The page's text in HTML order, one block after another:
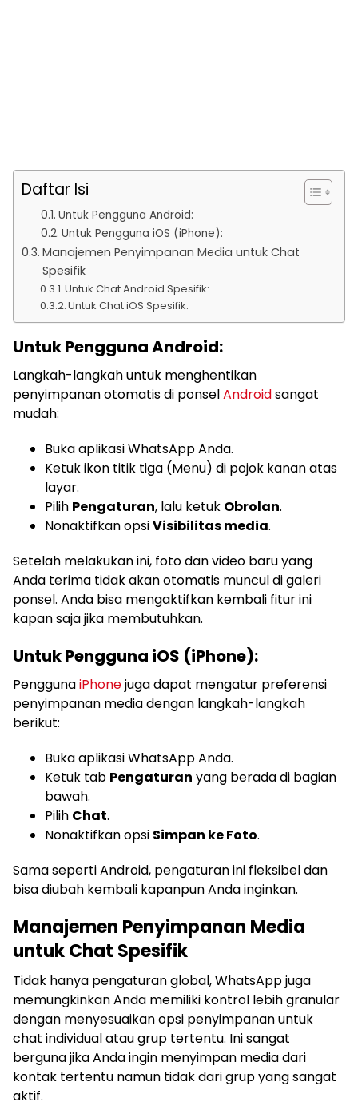
Daftar Isi
Untuk Pengguna Android:
Untuk Pengguna iOS (iPhone):
Manajemen Penyimpanan Media untuk Chat
Spesifik
Untuk Chat Android Spesifik:
Untuk Chat iOS Spesifik:
Untuk Pengguna Android:
Langkah-langkah untuk menghentikan
penyimpanan otomatis di ponselAndroidsangat
mudah:
Buka aplikasi WhatsApp Anda.
Ketuk ikon titik tiga (Menu) di pojok kanan atas
layar.
Pilih Pengaturan, lalu ketuk Obrolan.
Nonaktifkan opsiVisibilitas media.
Setelah melakukan ini, foto dan video baru yang
Anda terima tidak akan otomatis muncul di galeri
ponsel. Anda bisa mengaktifkan kembali fitur ini
kapan saja jika membutuhkan.
Untuk Pengguna iOS (iPhone):
PenggunaiPhonejuga dapat mengatur preferensi
penyimpanan media dengan langkah-langkah
berikut:
Buka aplikasi WhatsApp Anda.
Ketuk tab Pengaturan yang berada di bagian
bawah.
Pilih Chat.
Nonaktifkan opsi Simpan ke Foto.
Sama seperti Android, pengaturan ini fleksibel dan
bisa diubah kembali kapanpun Anda inginkan.
Manajemen Penyimpanan Media
untuk Chat Spesifik
Tidak hanya pengaturan global, WhatsApp juga
memungkinkan Anda memiliki kontrol lebih granular
dengan menyesuaikan opsi penyimpanan untuk
chat individual atau grup tertentu. Ini sangat
berguna jika Anda ingin menyimpan media dari
kontak tertentu namun tidak dari grup yang sangat
aktif.